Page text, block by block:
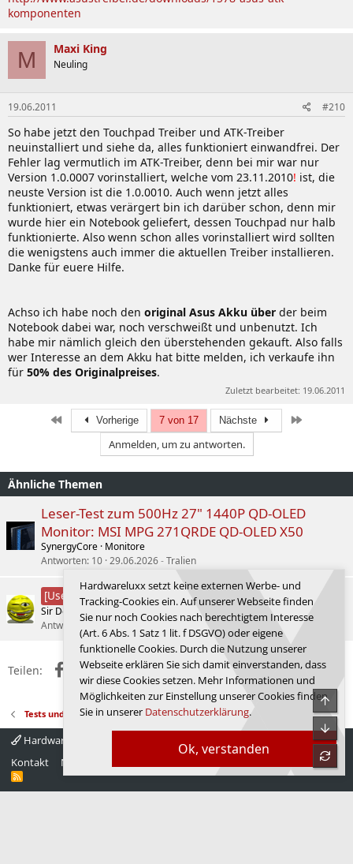
komponenten
M Maxi King
Neuling
19.06.2011 #210
So habe jetzt den Touchpad Treiber und ATK-Treiber
neuinstalliert und siehe da, alles funktioniert einwandfrei. Der
Fehler lag vermutlich im ATK-Treiber, denn bei mir war nur
Version 1.0.0007 vorinstalliert, welche vom 23.11.2010! ist, die
neuste Version ist die 1.0.0010. Auch wenn jetzt alles
funktioniert, etwas verärgert bin ich darüber schon, denn mir
wurde hier ein Notebook geliefert, dessen Touchpad nur halb
funktionierte. Also wenn schon alles vorinstalliert wird sollten
die wenigstens auch immer die aktuellen Treiber installieren.
Danke für euere Hilfe.
Achso ich habe noch den original Asus Akku über der beim
Notebook dabei war, noch verschweißt und unbenutzt. Ich
habe mir nämlich gleich den überstehenden gekauft. Also falls
wer Interesse an dem Akku hat bitte melden, ich verkaufe ihn
für 50% des Originalpreises.
Zuletzt bearbeitet: 19.06.2011
Erste Vorherige 7 von 17 Nächste
Anmelden, um zu antworten.
Ähnliche Themen
Leser-Test zum 500Hz 27" 1440P QD-OLED
Monitor: MSI MPG 271QRDE QD-OLED X50
SynergyCore Monitore
Antworten 10 29.06.2026 Tralien
[User-Review] Test der Valkyrie V360 LCD
Sir Demencia
Wasserkühlung
Antworten 0 02.12.2025 Sir Demencia
Teilen: FacebookX (Twitter)
RedditWhatsApp
E-MailLink
Tests und Userreviews
Hardwareluxx 4.0
Kontakt
Nutzungsbedingungen Startseite
R
Ok, verstanden
Hardwareluxx setzt keine externen Werbe- und
Tracking-Cookies ein. Auf unserer Webseite finden
Sie nur noch Cookies nach berechtigtem Interesse
(Art. 6 Abs. 1 Satz 1 lit. f DSGVO) oder eigene
funktionelle Cookies. Durch die Nutzung unserer
Webseite erklären Sie sich damit einverstanden, dass
wir diese Cookies setzen. Mehr Informationen und
Möglichkeiten zur Einstellung unserer Cookies finden
Sie in unserer Datenschutzerklärung.